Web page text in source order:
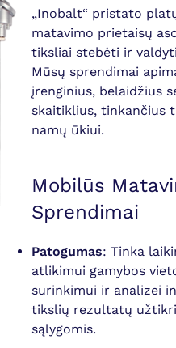
„Inobalt“ pristato
matavimo prietaisų
tiksliai stebėti ir
Mūsų sprendimai
įrenginius, belaidžius
skaitiklius, tinkančius
namų ūkiui.
Mobilūs
Sprendimai
Patogumas: Tinka
atlikimui gamybos
surinkimui ir analizei
tikslių rezultatų
sąlygomis.